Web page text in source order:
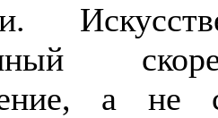
а не